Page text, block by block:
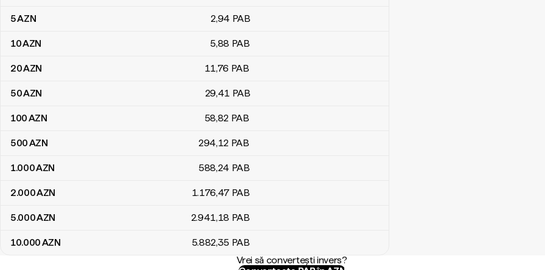
Tabel de conversie manați azeri în balboa panameze
5AZN 2,94 PAB
10AZN 5,88 PAB
20AZN 11,76 PAB
50AZN 29,41 PAB
100AZN 58,82 PAB
500AZN 294,12 PAB
1.000AZN 588,24 PAB
2.000AZN 1.176,47 PAB
5.000AZN 2.941,18 PAB
10.000AZN 5.882,35 PAB
Vrei să convertești invers?